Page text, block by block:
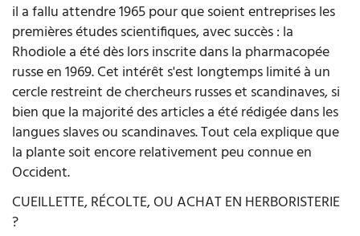
il a fallu attendre 1965 pour que soient entreprises les
premières études scientifiques, avec succès : la
Rhodiole a été dès lors inscrite dans la pharmacopée
russe en 1969. Cet intérêt s'est longtemps limité à un
cercle restreint de chercheurs russes et scandinaves, si
bien que la majorité des articles a été rédigée dans les
langues slaves ou scandinaves. Tout cela explique que
la plante soit encore relativement peu connue en
Occident.
CUEILLETTE, RÉCOLTE, OU ACHAT EN HERBORISTERIE
?